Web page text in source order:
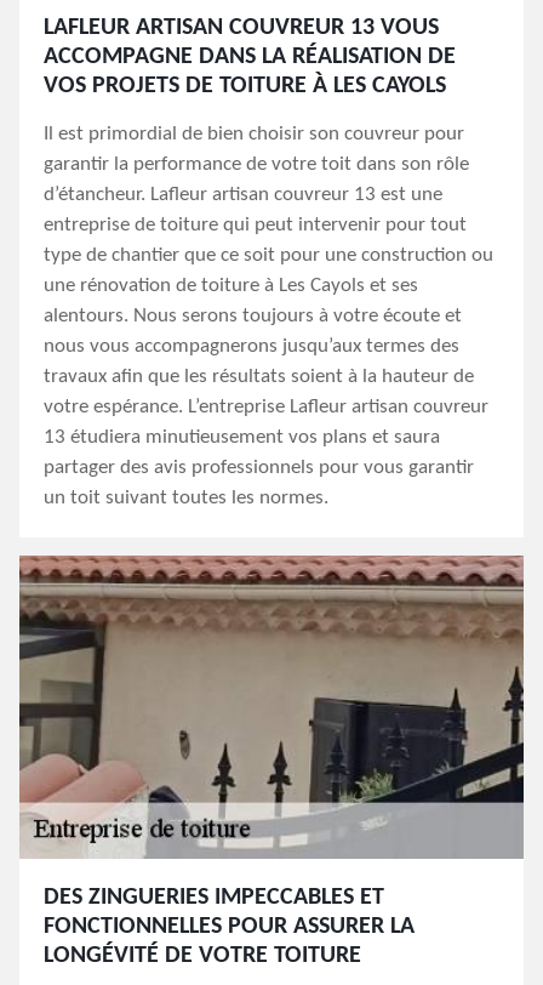
LAFLEUR ARTISAN COUVREUR 13 VOUS
ACCOMPAGNE DANS LA RÉALISATION DE
VOS PROJETS DE TOITURE À LES CAYOLS
Il est primordial de bien choisir son couvreur pour
garantir la performance de votre toit dans son rôle
d’étancheur. Lafleur artisan couvreur 13 est une
entreprise de toiture qui peut intervenir pour tout
type de chantier que ce soit pour une construction ou
une rénovation de toiture à Les Cayols et ses
alentours. Nous serons toujours à votre écoute et
nous vous accompagnerons jusqu’aux termes des
travaux afin que les résultats soient à la hauteur de
votre espérance. L’entreprise Lafleur artisan couvreur
13 étudiera minutieusement vos plans et saura
partager des avis professionnels pour vous garantir
un toit suivant toutes les normes.
DES ZINGUERIES IMPECCABLES ET
FONCTIONNELLES POUR ASSURER LA
LONGÉVITÉ DE VOTRE TOITURE